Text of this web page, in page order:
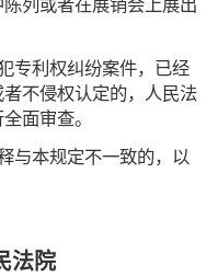
列或者在展销会上展出
专利权纠纷案件，已经
不侵权认定的，人民法
面审查。
与本规定不一致的，以
法院